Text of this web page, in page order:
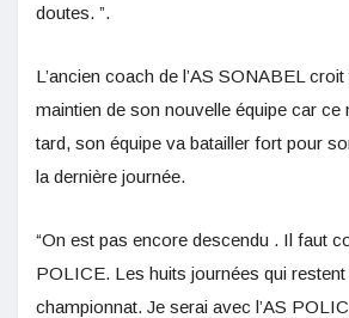
doutes. ”.
L’ancien coach de l’AS SONABEL
maintien de son nouvelle équipe car ce
tard, son équipe va batailler fort pour
la dernière journée.
“On est pas encore descendu . Il faut
POLICE. Les huits journées qui
championnat. Je serai avec l’AS